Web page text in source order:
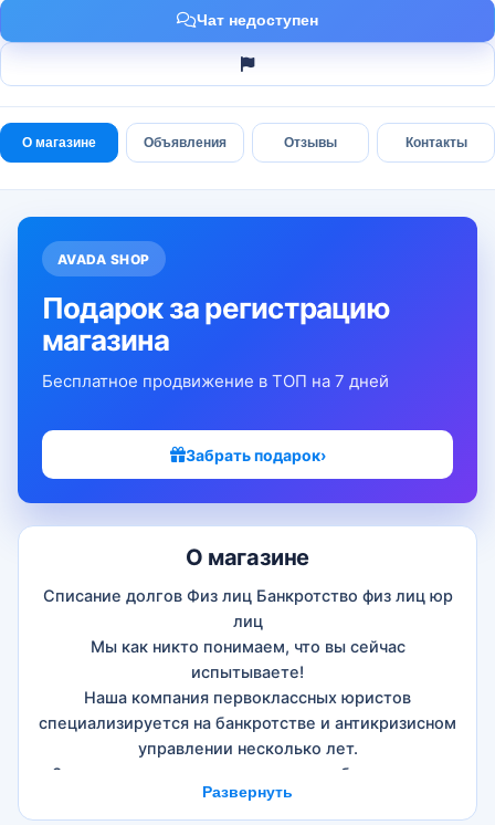
Чат недоступен
О магазине Объявления Отзывы Контакты
О магазине
Списание долгов Физ лиц Банкротство физ лиц юр
лиц
Мы как никто понимаем, что вы сейчас
испытываете!
Наша компания первоклассных юристов
специализируется на банкротстве и антикризисном
управлении несколько лет.
Заключаем договор на полное освобождение от
долгов - прописываем гарантии в договоре.
Развернуть
AVADA SHOP
Подарок за регистрацию
магазина
Бесплатное продвижение в ТОП на 7 дней
Забрать подарок›